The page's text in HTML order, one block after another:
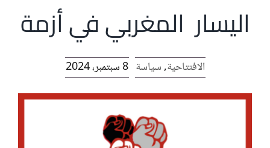
مقالات
الرئيسية
اليسار المغربي في أزمة
الافتتاحية,سياسة 8 سبتمبر، 2024